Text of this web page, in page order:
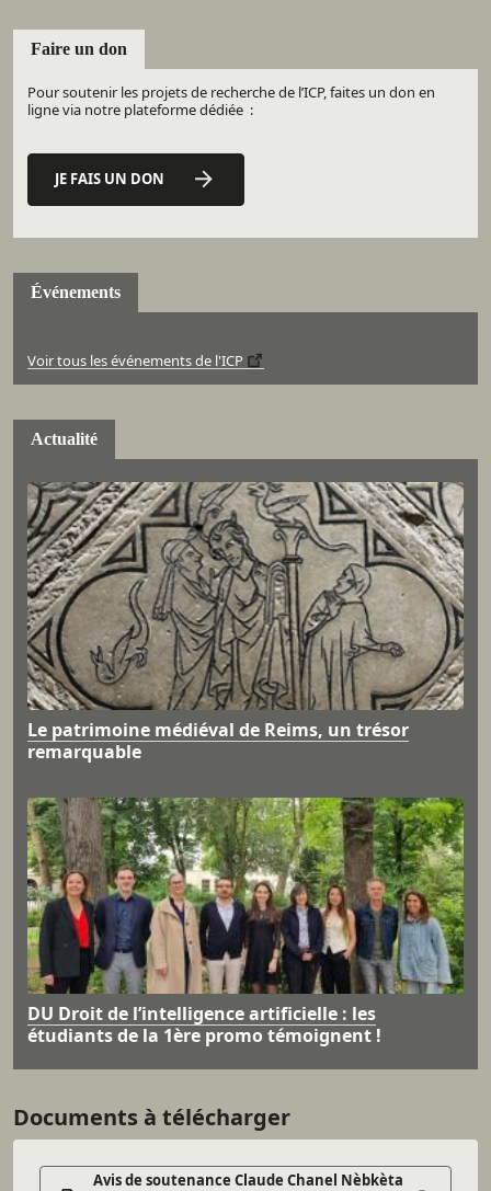
Faire un don
Pour soutenir les projets de recherche de l’ICP, faites un don en
ligne via notre plateforme dédiée :
JE FAIS UN DON
Événements
Voir tous les événements de l'ICP
Actualité
Le patrimoine médiéval de Reims, un trésor
remarquable
DU Droit de l’intelligence artificielle : les
étudiants de la 1ère promo témoignent !
Documents à télécharger
Avis de soutenance Claude Chanel Nèbkèta